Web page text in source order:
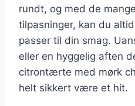
rundt, og med de
tilpasninger, kan du
passer til din smag.
eller en hyggelig aften
citrontærte med mørk
helt sikkert være et hit.